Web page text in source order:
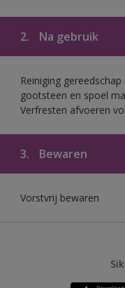
2. Na gebruik
Reiniging
gootsteen en spoel
Verfresten afvoeren
3. Bewaren
Vorstvrij bewaren